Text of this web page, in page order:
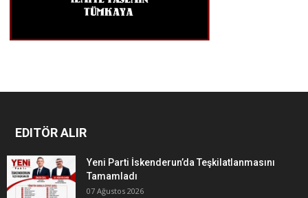
EDITÖR ALIR
Yeni Parti İskenderun’da Teşkilatlanmasını
Tamamladı
07 Ağustos 2026